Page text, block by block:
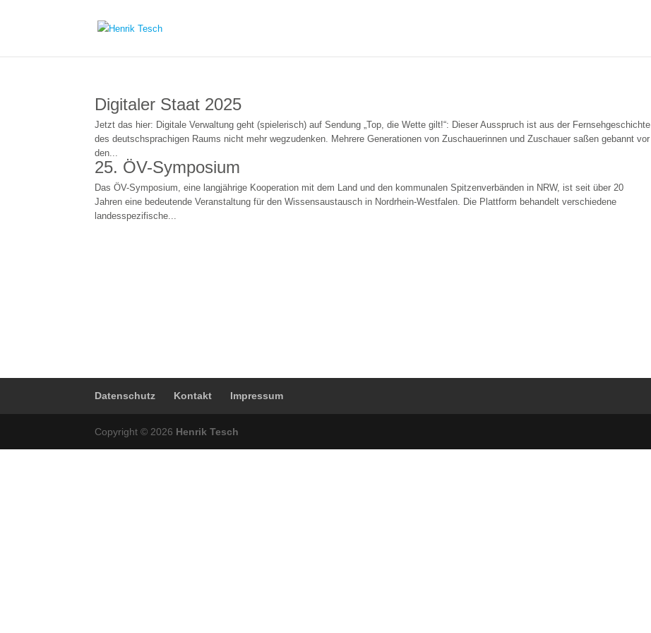
Digitaler Staat 2025
Jetzt das hier: Digitale Verwaltung geht (spielerisch) auf Sendung „Top, die Wette gilt!“: Dieser Ausspruch ist aus der Fernsehgeschichte
des deutschsprachigen Raums nicht mehr wegzudenken. Mehrere Generationen von Zuschauerinnen und Zuschauer saßen gebannt vor
den...
25. ÖV-Symposium
Das ÖV-Symposium, eine langjährige Kooperation mit dem Land und den kommunalen Spitzenverbänden in NRW, ist seit über 20
Jahren eine bedeutende Veranstaltung für den Wissensaustausch in Nordrhein-Westfalen. Die Plattform behandelt verschiedene
landesspezifische...
Datenschutz Kontakt Impressum
Copyright © 2026 Henrik Tesch